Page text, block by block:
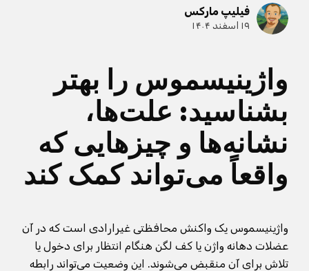
فیلیپ مارکس
۱۹ اسفند ۱۴۰۴
واژینیسموس را بهتر
بشناسید: علت‌ها،
نشانه‌ها و چیزهایی که
واقعاً می‌تواند کمک کند
واژینیسموس یک واکنش محافظتی غیرارادی است که در آن
عضلات دهانه واژن یا کف لگن هنگام انتظار برای دخول یا
تلاش برای آن منقبض می‌شوند. این وضعیت می‌تواند رابطه